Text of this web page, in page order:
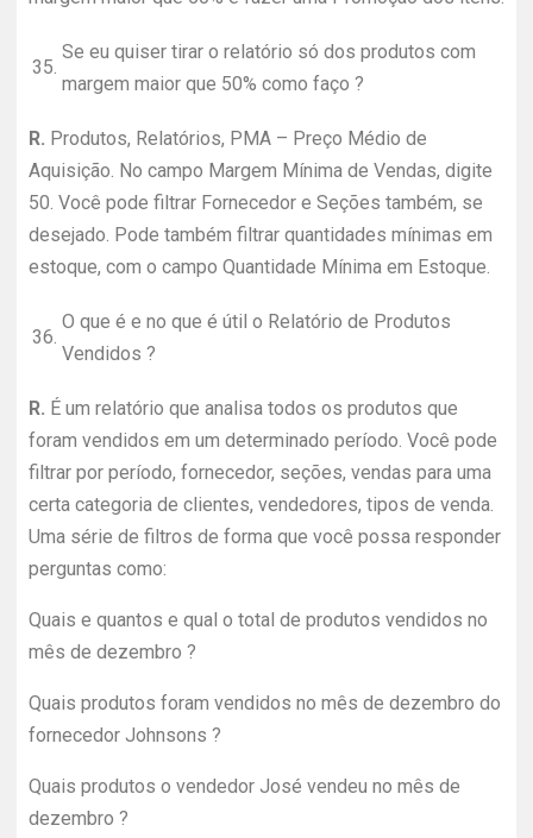
35.
Se eu quiser tirar o relatório só dos produtos com
margem maior que 50% como faço ?
R. Produtos, Relatórios, PMA – Preço Médio de
Aquisição. No campo Margem Mínima de Vendas, digite
50. Você pode filtrar Fornecedor e Seções também, se
desejado. Pode também filtrar quantidades mínimas em
estoque, com o campo Quantidade Mínima em Estoque.
36.
O que é e no que é útil o Relatório de Produtos
Vendidos ?
R. É um relatório que analisa todos os produtos que
foram vendidos em um determinado período. Você pode
filtrar por período, fornecedor, seções, vendas para uma
certa categoria de clientes, vendedores, tipos de venda.
Uma série de filtros de forma que você possa responder
perguntas como:
Quais e quantos e qual o total de produtos vendidos no
mês de dezembro ?
Quais produtos foram vendidos no mês de dezembro do
fornecedor Johnsons ?
Quais produtos o vendedor José vendeu no mês de
dezembro ?